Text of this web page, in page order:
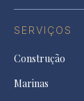
SERVIÇOS
Construção
Marinas